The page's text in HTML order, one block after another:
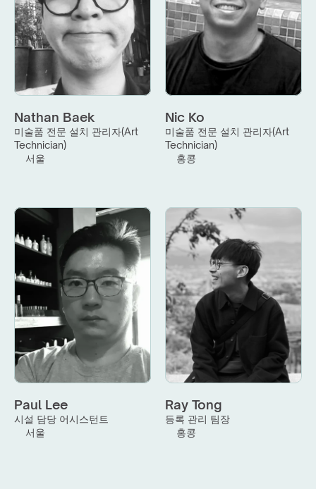
Nathan Baek
미술품 전문 설치 관리자(Art
Technician)
서울
Nic Ko
미술품 전문 설치 관리자(Art
Technician)
홍콩
Paul Lee
시설 담당 어시스턴트
서울
Ray Tong
등록 관리 팀장
홍콩